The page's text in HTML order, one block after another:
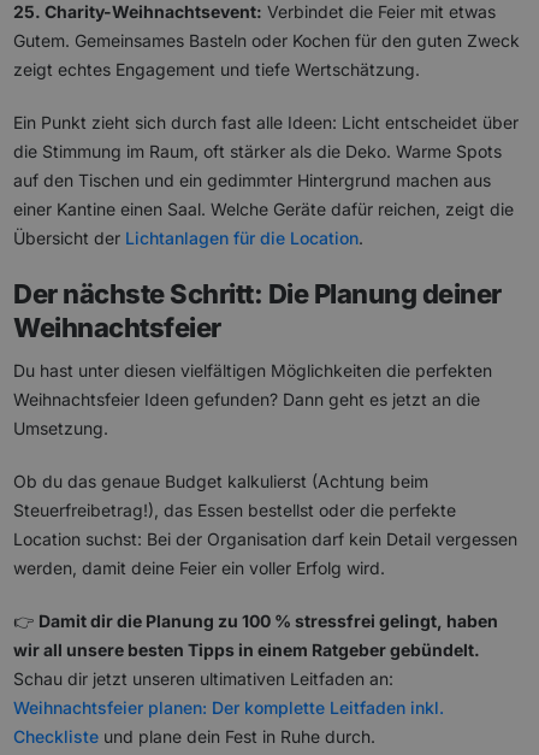
25. Charity-Weihnachtsevent: Verbindet die Feier mit etwas
Gutem. Gemeinsames Basteln oder Kochen für den guten Zweck
zeigt echtes Engagement und tiefe Wertschätzung.
Ein Punkt zieht sich durch fast alle Ideen: Licht entscheidet über
die Stimmung im Raum, oft stärker als die Deko. Warme Spots
auf den Tischen und ein gedimmter Hintergrund machen aus
einer Kantine einen Saal. Welche Geräte dafür reichen, zeigt die
Übersicht der Lichtanlagen für die Location.
Der nächste Schritt: Die Planung deiner
Weihnachtsfeier
Du hast unter diesen vielfältigen Möglichkeiten die perfekten
Weihnachtsfeier Ideen gefunden? Dann geht es jetzt an die
Umsetzung.
Ob du das genaue Budget kalkulierst (Achtung beim
Steuerfreibetrag!), das Essen bestellst oder die perfekte
Location suchst: Bei der Organisation darf kein Detail vergessen
werden, damit deine Feier ein voller Erfolg wird.
👉 Damit dir die Planung zu 100 % stressfrei gelingt, haben
wir all unsere besten Tipps in einem Ratgeber gebündelt.
Schau dir jetzt unseren ultimativen Leitfaden an:
Weihnachtsfeier planen: Der komplette Leitfaden inkl.
Checkliste und plane dein Fest in Ruhe durch.